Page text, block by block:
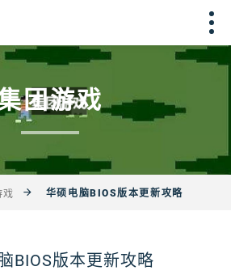
团游戏
戏 华硕电脑BIOS版本更新攻略
BIOS版本更新攻略